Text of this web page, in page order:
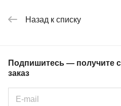
Назад к списку
Подпишитесь — получите
заказ